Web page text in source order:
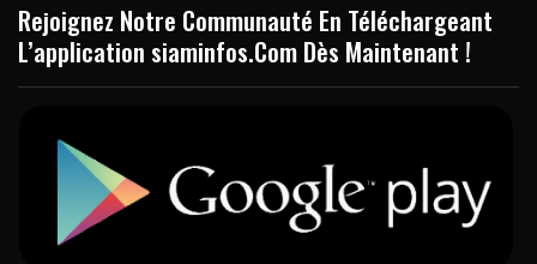
Rejoignez Notre Communauté En Téléchargeant
L’application siaminfos.Com Dès Maintenant !